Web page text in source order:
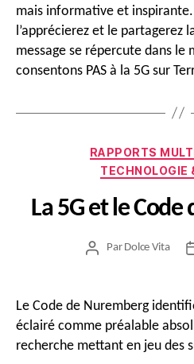
mais informative et
l’apprécierez et le partagerez
message se répercute dans le
consentons PAS à la 5G sur
RAPPORTS
TECHNOLOGIE
La 5G et le
Auteur
Par Dolce Vita
Le Code de Nuremberg
éclairé comme préalable
recherche mettant en jeu des